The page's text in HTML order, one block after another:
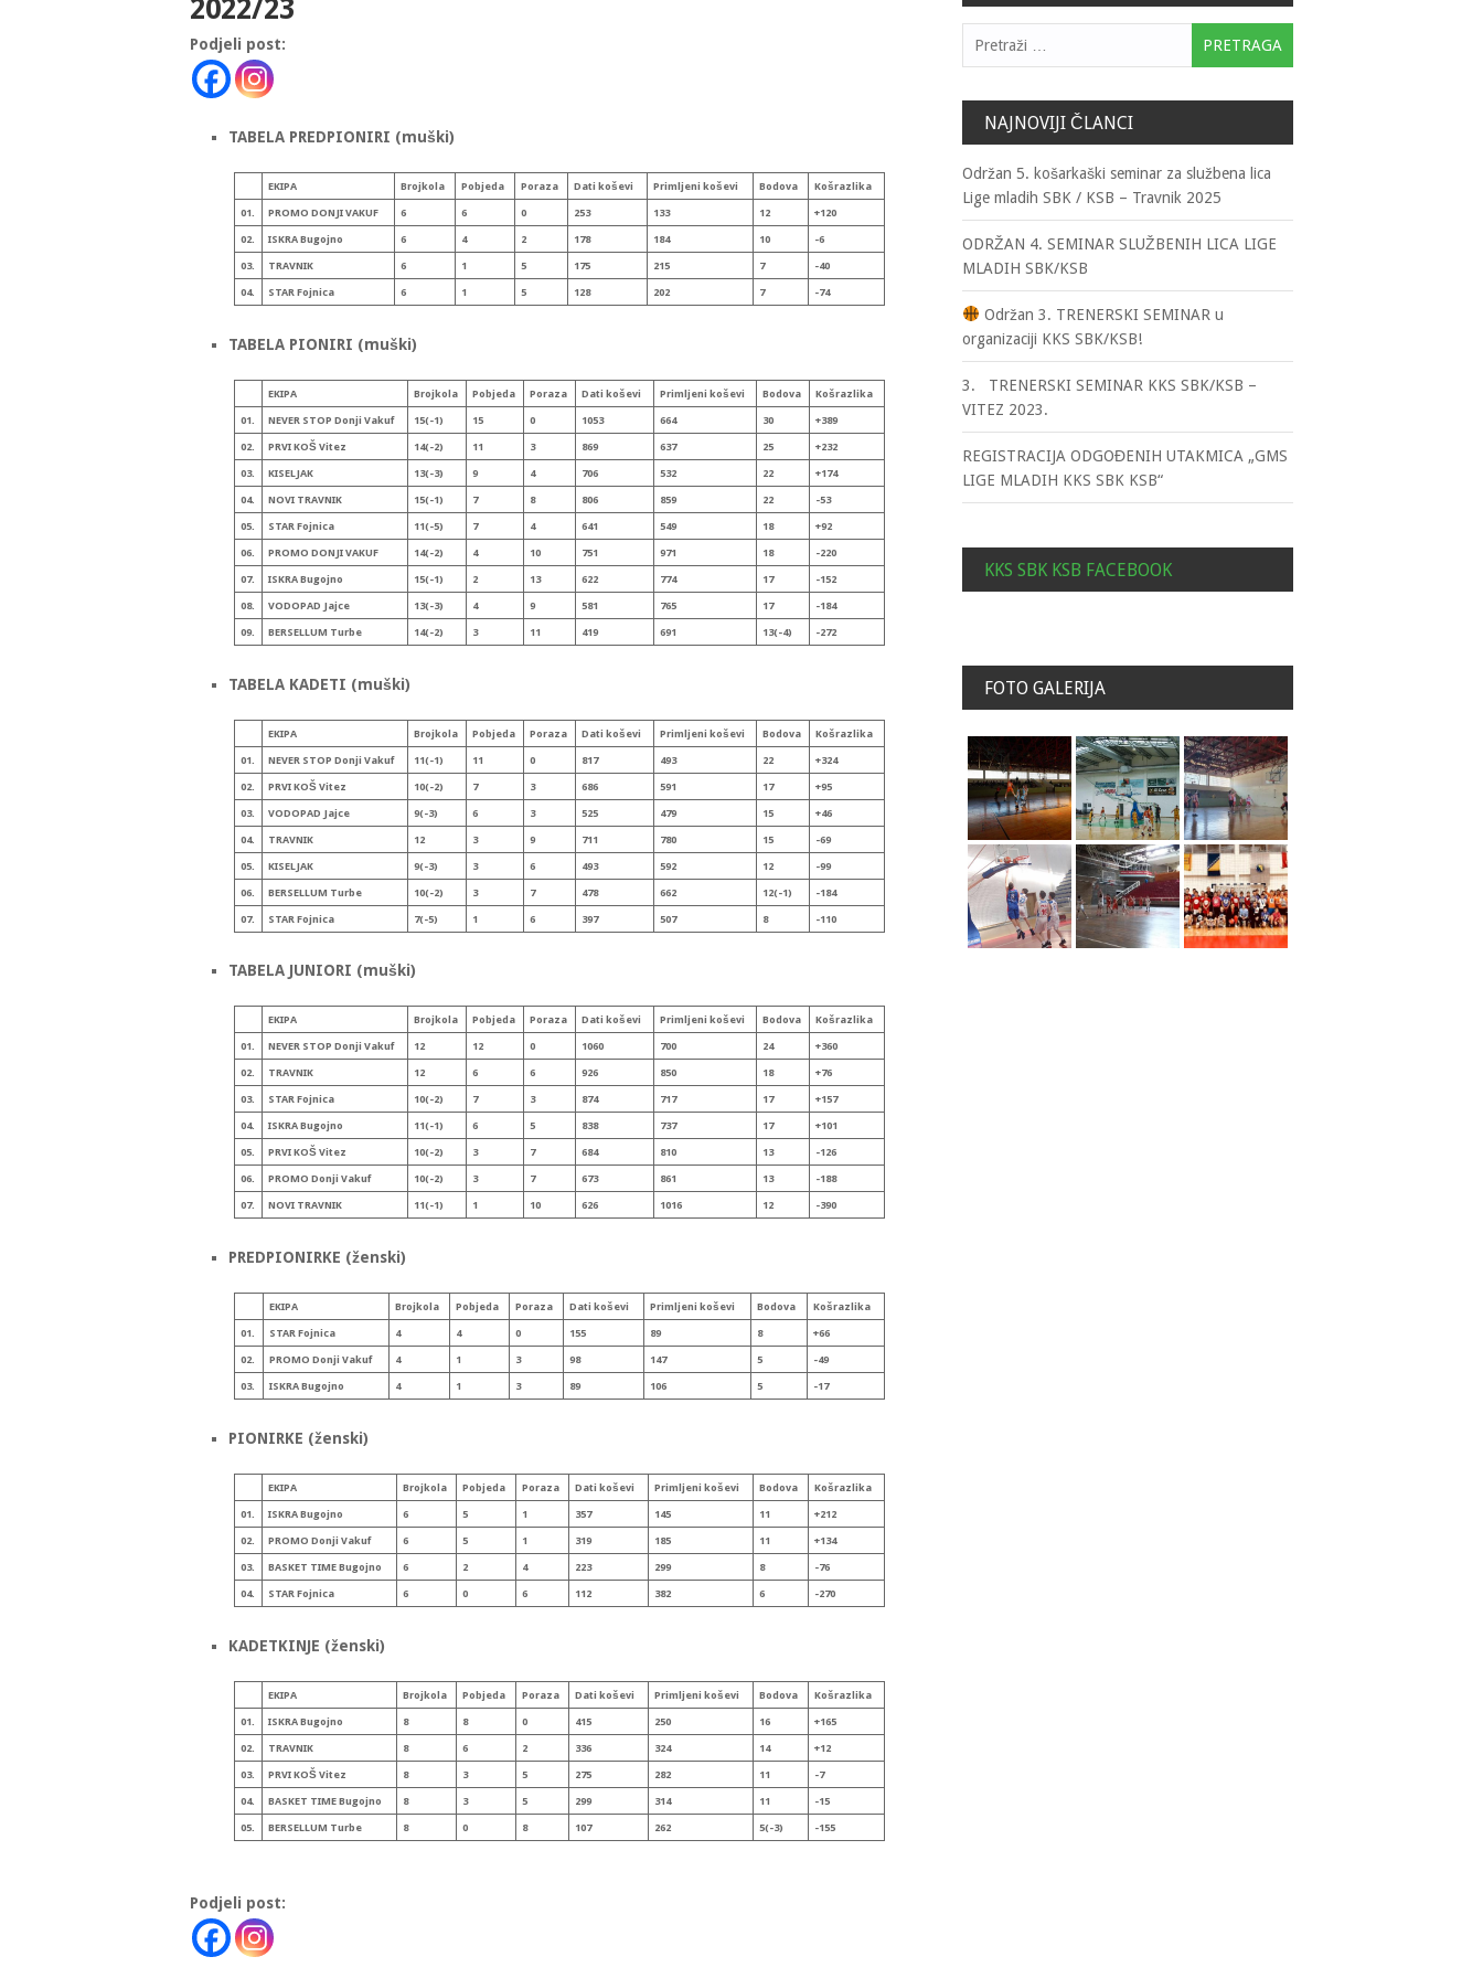
2022/23
Podjeli post:
TABELA PREDPIONIRI (muški)
EKIPA Brojkola Pobjeda Poraza Dati koševi Primljeni koševi Bodova Košrazlika
01. PROMO DONJI VAKUF 6 6 0 253 133 12 +120
02. ISKRA Bugojno 6 4 2 178 184 10 -6
03. TRAVNIK 6 1 5 175 215 7 -40
04. STAR Fojnica 6 1 5 128 202 7 -74
TABELA PIONIRI (muški)
EKIPA Brojkola Pobjeda Poraza Dati koševi Primljeni koševi Bodova Košrazlika
01. NEVER STOP Donji Vakuf 15(-1) 15 0 1053 664 30 +389
02. PRVI KOŠ Vitez 14(-2) 11 3 869 637 25 +232
03. KISELJAK 13(-3) 9 4 706 532 22 +174
04. NOVI TRAVNIK 15(-1) 7 8 806 859 22 -53
05. STAR Fojnica 11(-5) 7 4 641 549 18 +92
06. PROMO DONJI VAKUF 14(-2) 4 10 751 971 18 -220
07. ISKRA Bugojno 15(-1) 2 13 622 774 17 -152
08. VODOPAD Jajce 13(-3) 4 9 581 765 17 -184
09. BERSELLUM Turbe 14(-2) 3 11 419 691 13(-4) -272
TABELA KADETI (muški)
EKIPA Brojkola Pobjeda Poraza Dati koševi Primljeni koševi Bodova Košrazlika
01. NEVER STOP Donji Vakuf 11(-1) 11 0 817 493 22 +324
02. PRVI KOŠ Vitez 10(-2) 7 3 686 591 17 +95
03. VODOPAD Jajce 9(-3) 6 3 525 479 15 +46
04. TRAVNIK 12 3 9 711 780 15 -69
05. KISELJAK 9(-3) 3 6 493 592 12 -99
06. BERSELLUM Turbe 10(-2) 3 7 478 662 12(-1) -184
07. STAR Fojnica 7(-5) 1 6 397 507 8 -110
TABELA JUNIORI (muški)
EKIPA Brojkola Pobjeda Poraza Dati koševi Primljeni koševi Bodova Košrazlika
01. NEVER STOP Donji Vakuf 12 12 0 1060 700 24 +360
02. TRAVNIK 12 6 6 926 850 18 +76
03. STAR Fojnica 10(-2) 7 3 874 717 17 +157
04. ISKRA Bugojno 11(-1) 6 5 838 737 17 +101
05. PRVI KOŠ Vitez 10(-2) 3 7 684 810 13 -126
06. PROMO Donji Vakuf 10(-2) 3 7 673 861 13 -188
07. NOVI TRAVNIK 11(-1) 1 10 626 1016 12 -390
PREDPIONIRKE (ženski)
EKIPA Brojkola Pobjeda Poraza Dati koševi Primljeni koševi Bodova Košrazlika
01. STAR Fojnica 4 4 0 155 89 8 +66
02. PROMO Donji Vakuf 4 1 3 98 147 5 -49
03. ISKRA Bugojno 4 1 3 89 106 5 -17
PIONIRKE (ženski)
EKIPA Brojkola Pobjeda Poraza Dati koševi Primljeni koševi Bodova Košrazlika
01. ISKRA Bugojno 6 5 1 357 145 11 +212
02. PROMO Donji Vakuf 6 5 1 319 185 11 +134
03. BASKET TIME Bugojno 6 2 4 223 299 8 -76
04. STAR Fojnica 6 0 6 112 382 6 -270
KADETKINJE (ženski)
EKIPA Brojkola Pobjeda Poraza Dati koševi Primljeni koševi Bodova Košrazlika
01. ISKRA Bugojno 8 8 0 415 250 16 +165
02. TRAVNIK 8 6 2 336 324 14 +12
03. PRVI KOŠ Vitez 8 3 5 275 282 11 -7
04. BASKET TIME Bugojno 8 3 5 299 314 11 -15
05. BERSELLUM Turbe 8 0 8 107 262 5(-3) -155
Podjeli post:
NAJNOVIJI ČLANCI
Održan 5. košarkaški seminar za službena lica
Lige mladih SBK / KSB – Travnik 2025
ODRŽAN 4. SEMINAR SLUŽBENIH LICA LIGE
MLADIH SBK/KSB
Održan 3. TRENERSKI SEMINAR u
organizaciji KKS SBK/KSB!
3. TRENERSKI SEMINAR KKS SBK/KSB –
VITEZ 2023.
REGISTRACIJA ODGOĐENIH UTAKMICA „GMS
LIGE MLADIH KKS SBK KSB“
KKS SBK KSB FACEBOOK
FOTO GALERIJA